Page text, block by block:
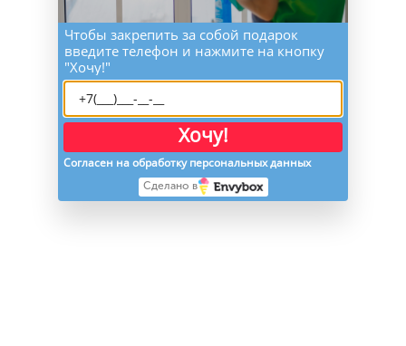
Чтобы закрепить за собой подарок
введите телефон и нажмите на кнопку
"Хочу!"
Хочу!
Согласен на обработку персональных данных
Сделано в